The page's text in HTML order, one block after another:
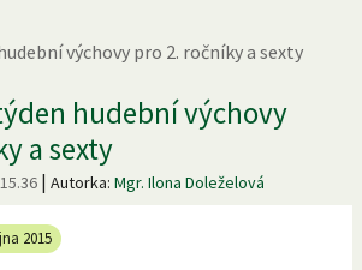
výchovy pro 2. ročníky a sexty
hudební výchovy
a sexty
| Autorka: Mgr. Ilona Doleželová
2015